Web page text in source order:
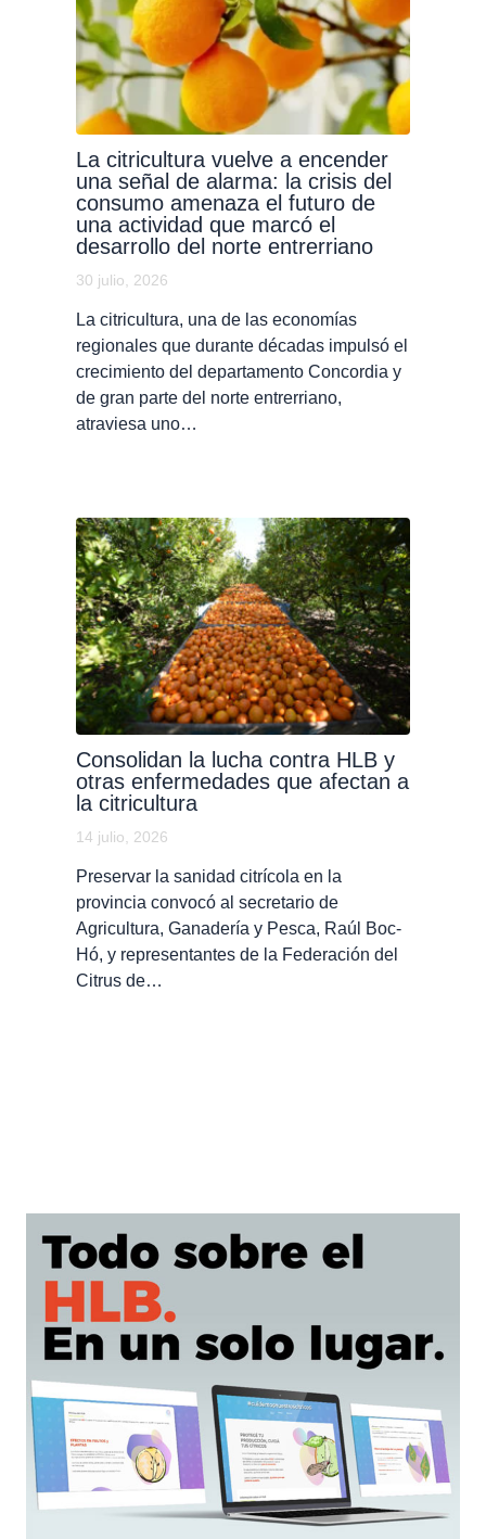
La citricultura vuelve a encender
una señal de alarma: la crisis del
consumo amenaza el futuro de
una actividad que marcó el
desarrollo del norte entrerriano
30 julio, 2026
La citricultura, una de las economías
regionales que durante décadas impulsó el
crecimiento del departamento Concordia y
de gran parte del norte entrerriano,
atraviesa uno…
Consolidan la lucha contra HLB y
otras enfermedades que afectan a
la citricultura
14 julio, 2026
Preservar la sanidad citrícola en la
provincia convocó al secretario de
Agricultura, Ganadería y Pesca, Raúl Boc-
Hó, y representantes de la Federación del
Citrus de…